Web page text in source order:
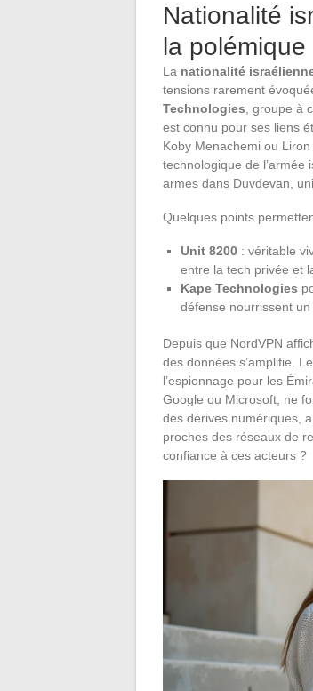
Nationalité
la
La nationalité
tensions rarement
Technologies , groupe à
est connu pour ses liens
Koby Menachemi ou
technologique de
armes dans Duvdevan,
Quelques points
Unit 8200 : véritable
entre la tech privée et
Kape Technologies
défense nourrissent un
Depuis que NordVPN
des données s’amplifie.
l’espionnage pour les
Google ou Microsoft, ne
des dérives numériques,
proches des réseaux de
confiance à ces acteurs ?